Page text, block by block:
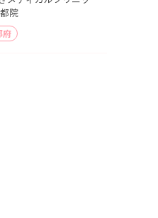
院
府